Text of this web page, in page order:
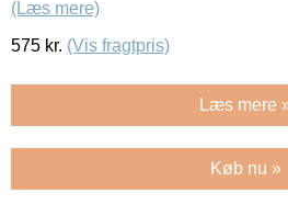
(Læs mere)
575 kr. (Vis fragtpris)
Læs mere
Køb nu »